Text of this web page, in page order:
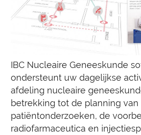
IBC Nucleaire Geneeskunde
ondersteunt uw dagelijkse
afdeling nucleaire
betrekking tot de planning van
patiëntonderzoeken, de
radiofarmaceutica en